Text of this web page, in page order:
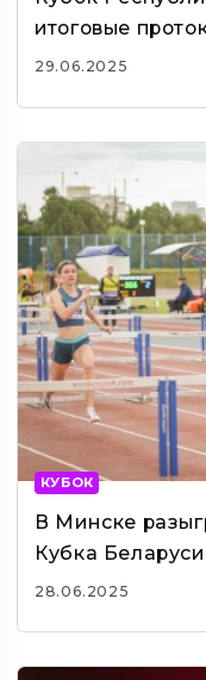
итоговые
29.06.2025
КУБОК
В Минске
Кубка Беларуси
28.06.2025